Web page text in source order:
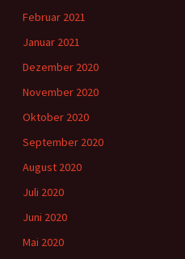
Februar 2021
Januar 2021
Dezember 2020
November 2020
Oktober 2020
September 2020
August 2020
Juli 2020
Juni 2020
Mai 2020